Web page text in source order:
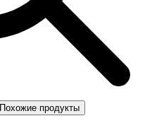
Похожие продукты